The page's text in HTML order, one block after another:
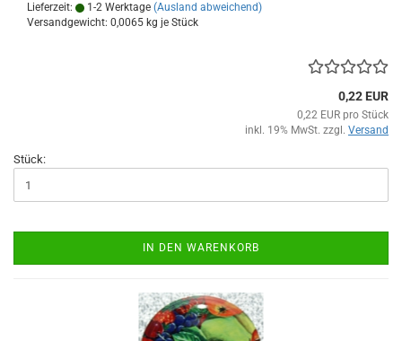
Lieferzeit:
1-2 Werktage (Ausland abweichend)
Versandgewicht: 0,0065 kg je Stück
0,22 EUR
0,22 EUR pro Stück
inkl. 19% MwSt. zzgl. Versand
Stück:
IN DEN WARENKORB